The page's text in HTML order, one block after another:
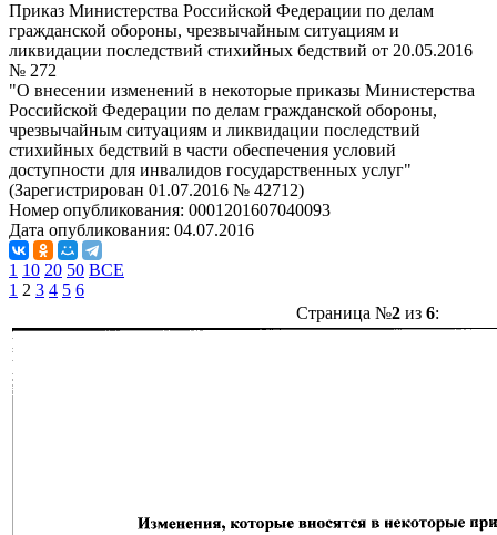
Приказ Министерства Российской Федерации по делам
гражданской обороны, чрезвычайным ситуациям и
ликвидации последствий стихийных бедствий от 20.05.2016
№ 272
"О внесении изменений в некоторые приказы Министерства
Российской Федерации по делам гражданской обороны,
чрезвычайным ситуациям и ликвидации последствий
стихийных бедствий в части обеспечения условий
доступности для инвалидов государственных услуг"
(Зарегистрирован 01.07.2016 № 42712)
Номер опубликования: 0001201607040093
Дата опубликования: 04.07.2016
1 10 20 50 ВСЕ
1 2 3 4 5 6
Страница №2из 6: